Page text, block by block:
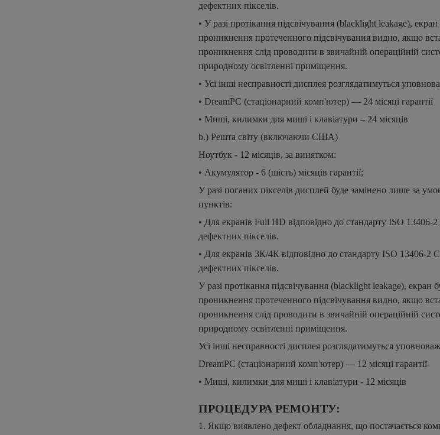
дефектних пікселів.
• У разі протікання підсвічування (blacklight leakage),
проникнення протеченного підсвічування видно, якщо
проникнення слід проводити в звичайній операційній
природному освітленні приміщення.
• Усі інші несправності дисплея розглядатимуться
• DreamPC (стаціонарний комп'ютер) — 24 місяці гарантії
• Миші, килимки для миші і клавіатури – 24 місяців
b.) Решта світу (включаючи США)
Ноутбук - 12 місяців, за винятком:
• Акумулятор - 6 (шість) місяців гарантії;
У разі поганих пікселів дисплей буде замінено лише за
пунктiв:
• Для екранів Full HD відповідно до стандарту ISO 13406-2
дефектних пікселів.
• Для екранів 3К/4К відповідно до стандарту ISO 13406-2
дефектних пікселів.
У разі протікання підсвічування (blacklight leakage), екран
проникнення протеченного підсвічування видно, якщо
проникнення слід проводити в звичайній операційній
природному освітленні приміщення.
Усі інші несправності дисплея розглядатимуться
DreamPC (стаціонарний комп'ютер) — 12 місяці гарантії
• Миші, килимки для миші і клавіатури - 12 місяців
ПРОЦЕДУРА РЕМОНТУ:
1. Якщо виявлено дефект обладнання, що постачається